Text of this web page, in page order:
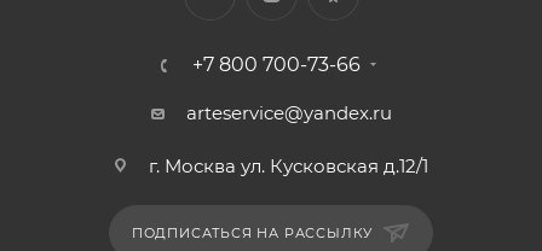
+7 800 700-73-66
arteservice@yandex.ru
г. Москва ул. Кусковская д.12/1
ПОДПИСАТЬСЯ НА РАССЫЛКУ